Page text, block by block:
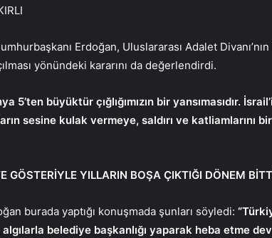
Erdoğan, Uluslararası Adalet Divanı’nın
yönündeki kararını da değerlendirdi.
5’ten büyüktür çığlığımızın bir yansımasıdır.
sesine kulak vermeye, saldırı ve katliamlarını
GÖSTERİYLE YILLARIN BOŞA ÇIKTIĞI DÖNEM
burada yaptığı konuşmada şunları söyledi:
belediye başkanlığı yaparak heba etme